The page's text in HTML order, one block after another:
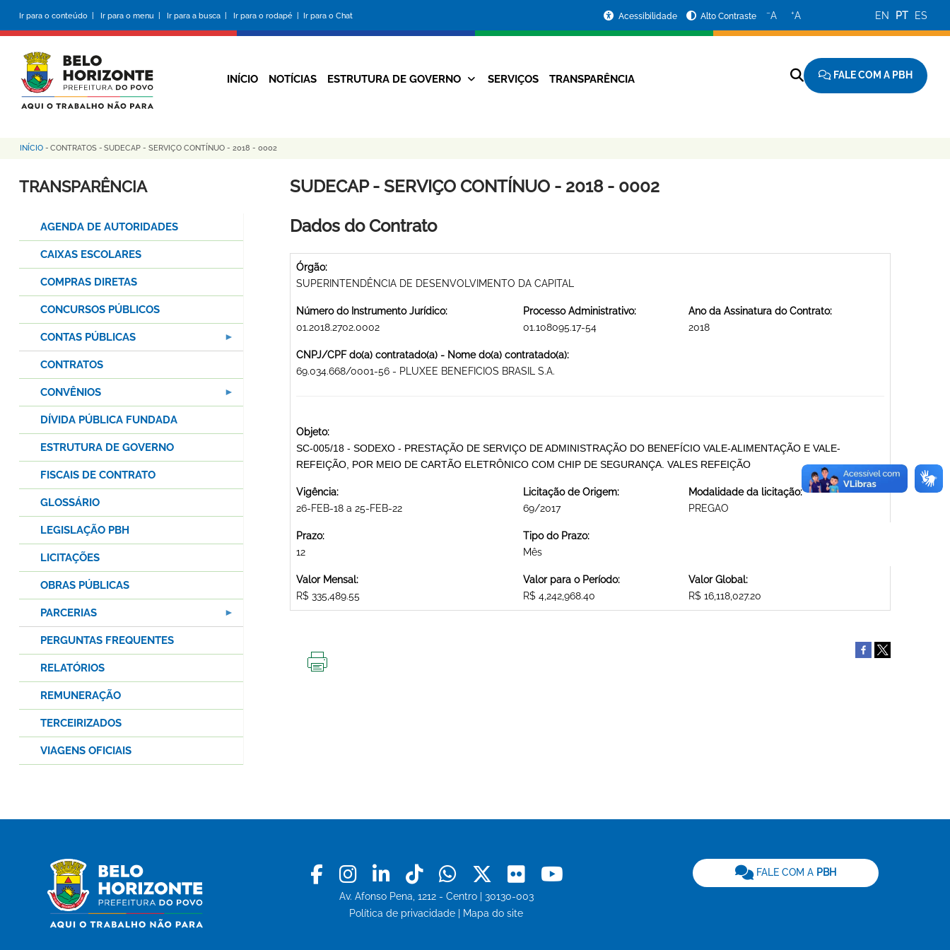
conteúdo
principal
Ir para o conteúdo | Ir para o menu | Ir para a busca | Ir para o rodapé | Ir para o Chat
da
Prefeitura
Acessibilidade Alto Contraste −A +A EN PT ES
Navegação
INÍCIO NOTÍCIAS ESTRUTURA DE GOVERNO SERVIÇOS TRANSPARÊNCIA FALE COM A PBH
Trilha
de
INÍCIO - CONTRATOS - SUDECAP - SERVIÇO CONTÍNUO - 2018 - 0002
SUDECAP - SERVIÇO CONTÍNUO - 2018 - 0002
Dados do Contrato
Órgão:
SUPERINTENDÊNCIA DE DESENVOLVIMENTO DA CAPITAL
Número do Instrumento Jurídico:
01.2018.2702.0002
Processo Administrativo:
01.108095.17-54
Ano da Assinatura do Contrato:
2018
CNPJ/CPF do(a) contratado(a) - Nome do(a) contratado(a):
69.034.668/0001-56 - PLUXEE BENEFICIOS BRASIL S.A.
Objeto:
SC-005/18 - SODEXO - PRESTAÇÃO DE SERVIÇO DE ADMINISTRAÇÃO DO BENEFÍCIO VALE-ALIMENTAÇÃO E VALE-
REFEIÇÃO, POR MEIO DE CARTÃO ELETRÔNICO COM CHIP DE SEGURANÇA. VALES REFEIÇÃO
Vigência:
26-FEB-18 a 25-FEB-22
Licitação de Origem:
69/2017
Modalidade da licitação:
PREGAO
Prazo:
12
Tipo do Prazo:
Mês
Valor Mensal:
R$ 335,489.55
Valor para o Período:
R$ 4,242,968.40
Valor Global:
R$ 16,118,027.20
TRANSPARÊNCIA
AGENDA DE AUTORIDADES
CAIXAS ESCOLARES
COMPRAS DIRETAS
CONCURSOS PÚBLICOS
CONTAS PÚBLICAS
CONTRATOS
CONVÊNIOS
DÍVIDA PÚBLICA FUNDADA
ESTRUTURA DE GOVERNO
FISCAIS DE CONTRATO
GLOSSÁRIO
LEGISLAÇÃO PBH
LICITAÇÕES
OBRAS PÚBLICAS
PARCERIAS
PERGUNTAS FREQUENTES
RELATÓRIOS
REMUNERAÇÃO
TERCEIRIZADOS
VIAGENS OFICIAIS
Facebook
Instagram
LinkedinTiktokWhatsapp
X Flickr
Av. Afonso Pena, 1212 - Centro | 30130-003
Política de privacidade
Mapa do site
FALE COM A PBH